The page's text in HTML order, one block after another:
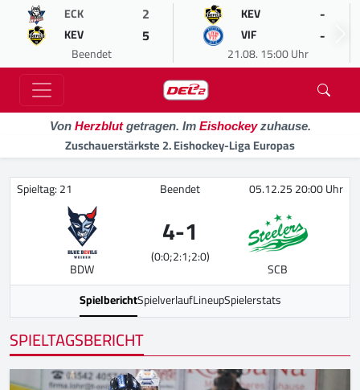
ECK 2
KEV 5
Beendet
KEV -
VIF -
21.08. 15:00 Uhr
Von Herzblutgetragen. Im Eishockeyzuhause.
Zuschauerstärkste 2. Eishockey-Liga Europas
Spieltag: 21 Beendet 05.12.25 20:00 Uhr
BDW
4-1
(0:0;2:1;2:0)
SCB
SpielberichtSpielverlaufLineupSpielerstats
SPIELTAGSBERICHT